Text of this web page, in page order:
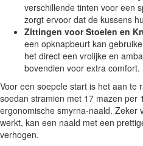
verschillende tinten voor een
zorgt ervoor dat de kussens
Zittingen voor Stoelen en
een opknapbeurt kan
het direct een vrolijke en
bovendien voor extra comfort.
Voor een soepele start is het aan te
soedan stramien met 17 mazen per
ergonomische smyrna-naald. Zeker
werkt, kan een naald met een
verhogen.